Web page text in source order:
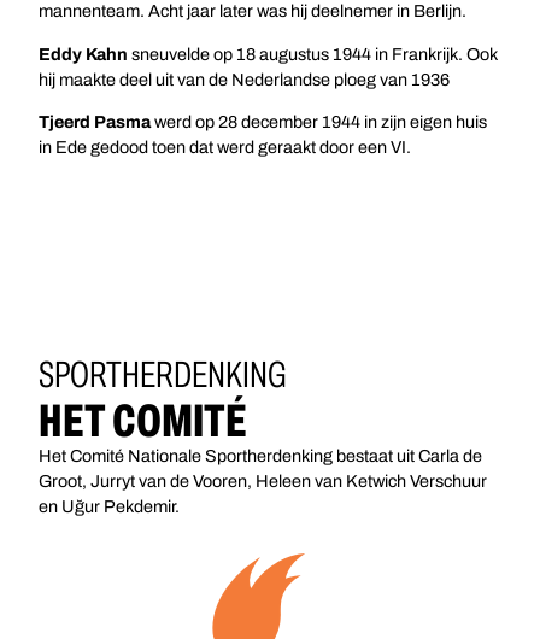
mannenteam. Acht jaar later was hij deelnemer in Berlijn.
Eddy Kahn sneuvelde op 18 augustus 1944 in Frankrijk. Ook
hij maakte deel uit van de Nederlandse ploeg van 1936
Tjeerd Pasmawerd op 28 december 1944 in zijn eigen huis
in Ede gedood toen dat werd geraakt door een VI.
SPORTHERDENKING
HET COMITÉ
Het Comité Nationale Sportherdenking bestaat uit Carla de
Groot, Jurryt van de Vooren, Heleen van Ketwich Verschuur
en Uğur Pekdemir.